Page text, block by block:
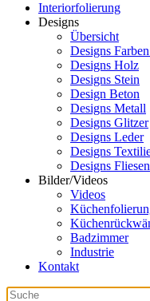
Interiorfolierung
Designs
Übersicht
Designs
Designs Holz
Designs Stein
Design Beton
Designs Metall
Designs Glitzer
Designs Leder
Designs
Designs Fliesen
Bilder/Videos
Videos
Badzimmer
Industrie
Kontakt